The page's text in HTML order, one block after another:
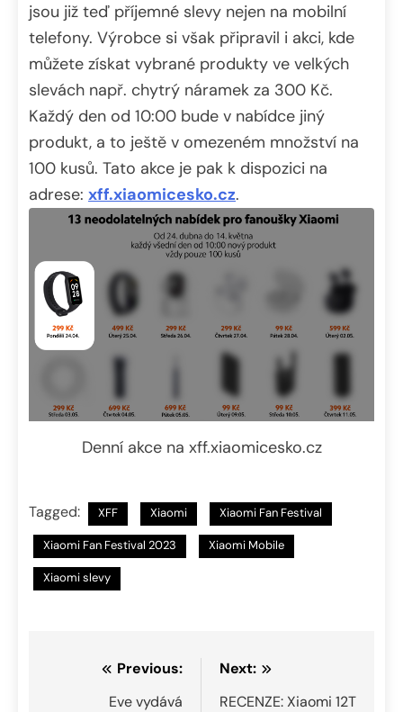
jsou již teď příjemné slevy nejen na mobilní
telefony. Výrobce si však připravil i akci, kde
můžete získat vybrané produkty ve velkých
slevách např. chytrý náramek za 300 Kč.
Každý den od 10:00 bude v nabídce jiný
produkt, a to ještě v omezeném množství na
100 kusů. Tato akce je pak k dispozici na
adrese: xff.xiaomicesko.cz.
Denní akce na xff.xiaomicesko.cz
Tagged: XFF Xiaomi Xiaomi Fan Festival
Xiaomi Fan Festival 2023 Xiaomi Mobile
Xiaomi slevy
NavigacePrevious:
Eve vydává
Next:
RECENZE: Xiaomi 12T